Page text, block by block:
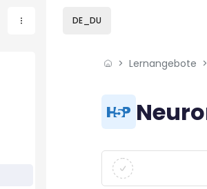
DE_DU
Lernangebote
Blöcke
Blöcke